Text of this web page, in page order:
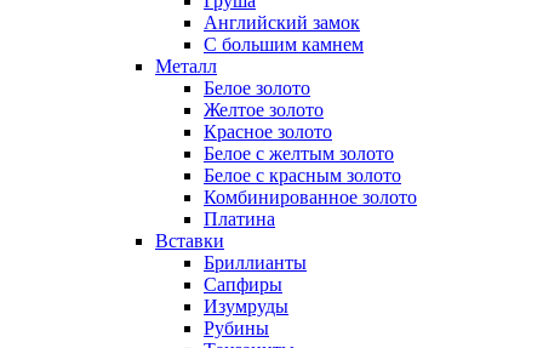
Английский замок
С большим камнем
Металл
Белое золото
Желтое золото
Красное золото
Белое с желтым золото
Белое с красным золото
Комбинированное золото
Платина
Вставки
Бриллианты
Сапфиры
Изумруды
Рубины